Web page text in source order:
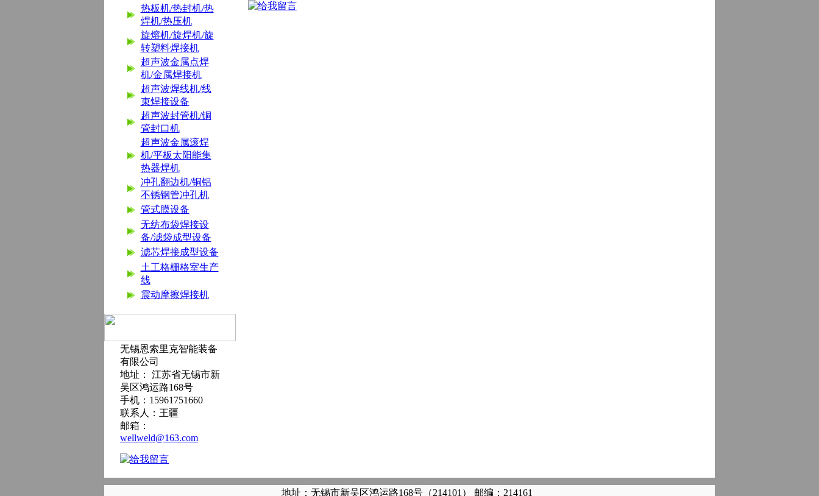
热板机/热封机/热
焊机/热压机
旋熔机/旋焊机/旋
转塑料焊接机
超声波金属点焊
机/金属焊接机
超声波焊线机/线
束焊接设备
超声波封管机/铜
管封口机
超声波金属滚焊
机/平板太阳能集
热器焊机
冲孔翻边机/铜铝
不锈钢管冲孔机
管式膜设备
无纺布袋焊接设
备/滤袋成型设备
滤芯焊接成型设备
土工格栅格室生产
线
震动摩擦焊接机
无锡恩索里克智能装备
有限公司
地址： 江苏省无锡市新
吴区鸿运路168号
手机：15961751660
联系人：王疆
邮箱：
wellweld@163.com
地址：无锡市新吴区鸿运路168号（214101） 邮编：214161